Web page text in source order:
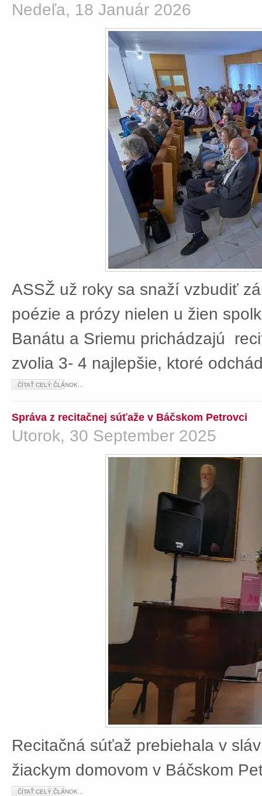
Nedeľa, 18 Január 2026
ASSŽ už roky sa snaží vzbudiť
poézie a prózy nielen u žien
Banátu a Sriemu prichádzajú
zvolia 3- 4 najlepšie, ktoré
ČÍTAŤ CELÝ ČLÁNOK...
Správa z recitačnej súťaže v Báčskom Petrovci
Utorok, 30 September 2025
Recitačná súťaž prebiehala v
žiackym domovom v Báčskom
ČÍTAŤ CELÝ ČLÁNOK...